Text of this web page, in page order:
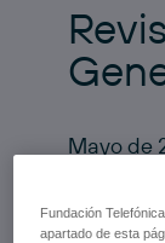
Mayo de
Fundación
apartado de esta